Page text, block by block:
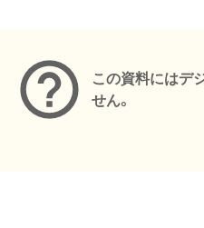
この資料にはデ
せん。